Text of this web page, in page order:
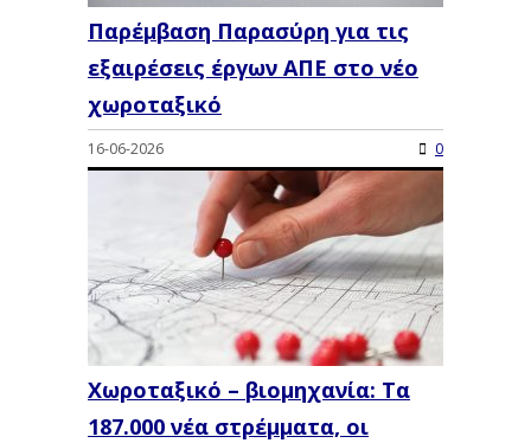
Παρέμβαση Παρασύρη για τις
εξαιρέσεις έργων ΑΠΕ στο νέο
χωροταξικό
16-06-2026 0
Χωροταξικό – βιομηχανία: Τα
187.000 νέα στρέμματα, οι